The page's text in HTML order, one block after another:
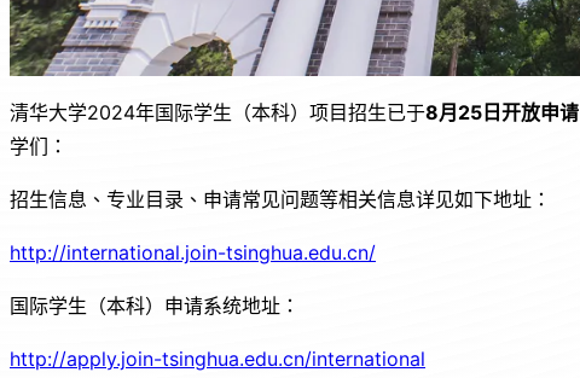
清华大学2024年国际学生（本科）项目招生已于8月25日开放申请
学们：
招生信息、专业目录、申请常见问题等相关信息详见如下地址：
http://international.join-tsinghua.edu.cn/
国际学生（本科）申请系统地址：
http://apply.join-tsinghua.edu.cn/international